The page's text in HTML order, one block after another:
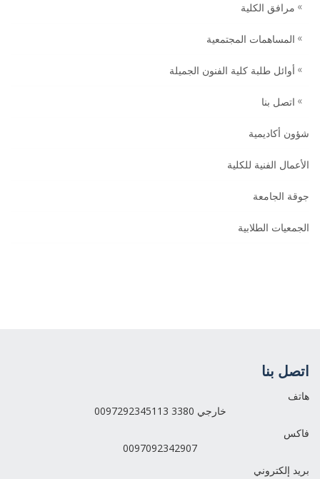
مرافق الكلية
المساهمات المجتمعية
أوائل طلبة كلية الفنون الجميلة
اتصل بنا
شؤون أكاديمية
الأعمال الفنية للكلية
جوقة الجامعة
الجمعيات الطلابية
اتصل بنا
هاتف
0097292345113 خارجي 3380
فاكس
0097092342907
بريد إلكتروني